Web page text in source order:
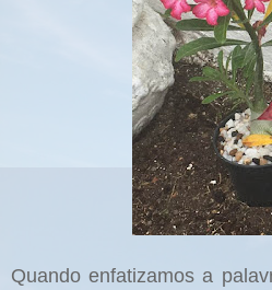
Quando enfatizamos a